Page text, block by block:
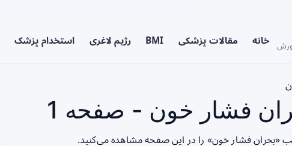
خانه مقالات پزشکی BMI رژیم لاغری استخدام پزشک
فشار خون - صفحه 1
«بحران فشار خون» را در این صفحه مشاهده می‌کنید.